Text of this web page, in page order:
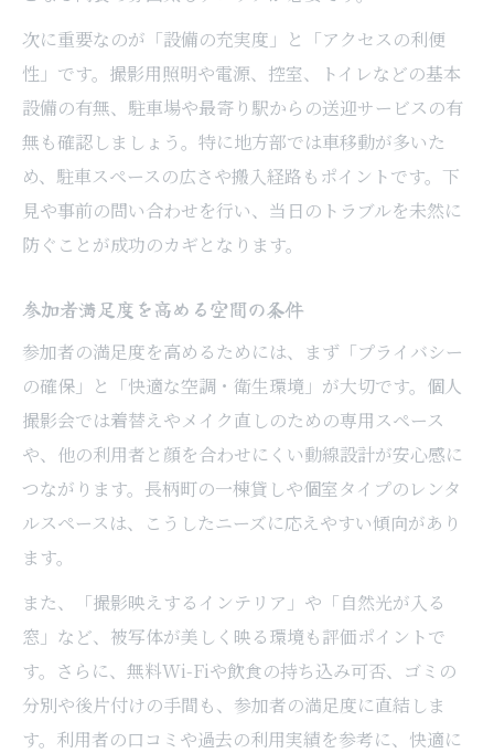
次に重要なのが「設備の充実度」と「アクセスの利便
性」です。撮影用照明や電源、控室、トイレなどの基本
設備の有無、駐車場や最寄り駅からの送迎サービスの有
無も確認しましょう。特に地方部では車移動が多いた
め、駐車スペースの広さや搬入経路もポイントです。下
見や事前の問い合わせを行い、当日のトラブルを未然に
防ぐことが成功のカギとなります。
参加者満足度を高める空間の条件
参加者の満足度を高めるためには、まず「プライバシー
の確保」と「快適な空調・衛生環境」が大切です。個人
撮影会では着替えやメイク直しのための専用スペース
や、他の利用者と顔を合わせにくい動線設計が安心感に
つながります。長柄町の一棟貸しや個室タイプのレンタ
ルスペースは、こうしたニーズに応えやすい傾向があり
ます。
また、「撮影映えするインテリア」や「自然光が入る
窓」など、被写体が美しく映る環境も評価ポイントで
す。さらに、無料Wi-Fiや飲食の持ち込み可否、ゴミの
分別や後片付けの手間も、参加者の満足度に直結しま
す。利用者の口コミや過去の利用実績を参考に、快適に